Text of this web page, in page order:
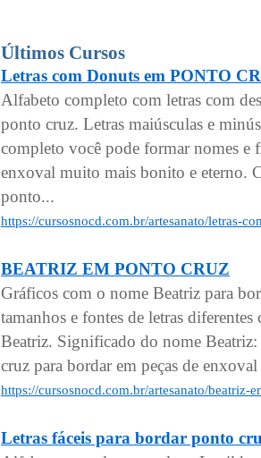
Últimos Cursos
Letras com Donuts em PONTO
Alfabeto completo com letras com
ponto cruz. Letras maiúsculas e
completo você pode formar nomes e
enxoval muito mais bonito e eterno.
ponto...
https://cursosnocd.com.br/artesanato/letras-
BEATRIZ EM PONTO CRUZ
Gráficos com o nome Beatriz para
tamanhos e fontes de letras
Beatriz. Significado do nome
cruz para bordar em peças de
https://cursosnocd.com.br/artesanato/beatriz-
Letras fáceis para bordar ponto